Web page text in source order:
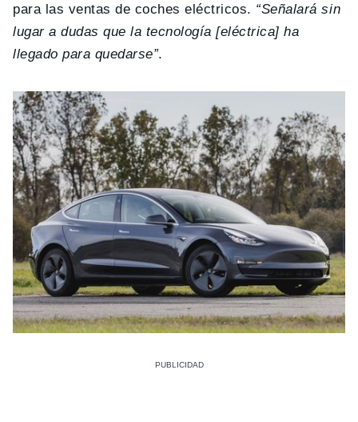
para las ventas de coches eléctricos. “Señalará sin
lugar a dudas que la tecnología [eléctrica] ha
llegado para quedarse”.